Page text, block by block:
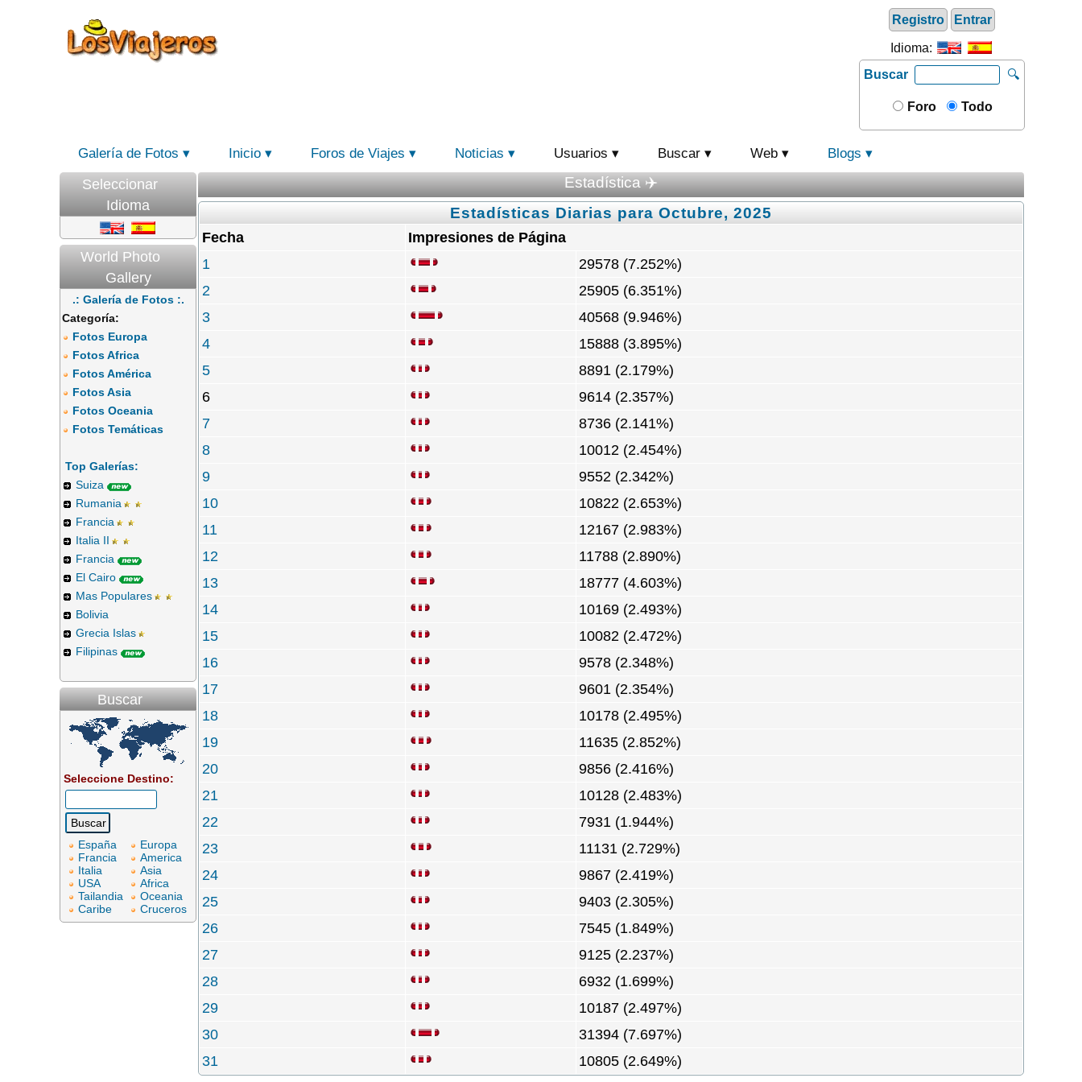
Registro Entrar
Idioma:
Buscar
🔍
Foro Todo
Galería de Fotos Inicio Foros de Viajes Noticias Usuarios Buscar Web Blogs
Seleccionar
Idioma
World Photo
Gallery
.: Galería de Fotos :.
Categoría:
Fotos Europa
Fotos Africa
Fotos América
Fotos Asia
Fotos Oceania
Fotos Temáticas
Top Galerías:
Suiza
Rumania
Francia
Italia II
Francia
El Cairo
Mas Populares
Bolivia
Grecia Islas
Filipinas
Buscar
Seleccione Destino:
España
Francia
Italia
USA
Tailandia
Caribe
Europa
America
Asia
Africa
Oceania
Cruceros
Estadística ✈️
Estadísticas Diarias para Octubre, 2025
Fecha
Impresiones de Página
1
29578 (7.252%)
2
25905 (6.351%)
3
40568 (9.946%)
4
15888 (3.895%)
5
8891 (2.179%)
6
9614 (2.357%)
7
8736 (2.141%)
8
10012 (2.454%)
9
9552 (2.342%)
10
10822 (2.653%)
11
12167 (2.983%)
12
11788 (2.890%)
13
18777 (4.603%)
14
10169 (2.493%)
15
10082 (2.472%)
16
9578 (2.348%)
17
9601 (2.354%)
18
10178 (2.495%)
19
11635 (2.852%)
20
9856 (2.416%)
21
10128 (2.483%)
22
7931 (1.944%)
23
11131 (2.729%)
24
9867 (2.419%)
25
9403 (2.305%)
26
7545 (1.849%)
27
9125 (2.237%)
28
6932 (1.699%)
29
10187 (2.497%)
30
31394 (7.697%)
31
10805 (2.649%)